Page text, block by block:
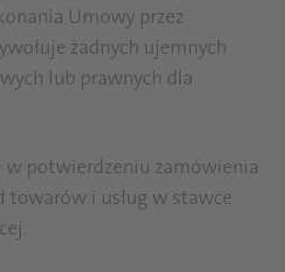
Umowy przez
żadnych ujemnych
lub prawnych dla
w potwierdzeniu zamówienia
towarów i usług w stawce